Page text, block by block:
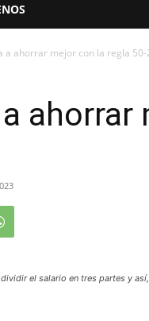
a ahorrar mejor con la regla 50-
ahorrar
el salario en tres partes y